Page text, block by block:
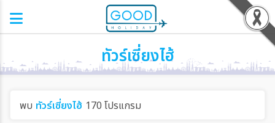
ทัวร์เซี่ยงไฮ้
พบ ทัวร์เซี่ยงไฮ้ 170 โปรแกรม